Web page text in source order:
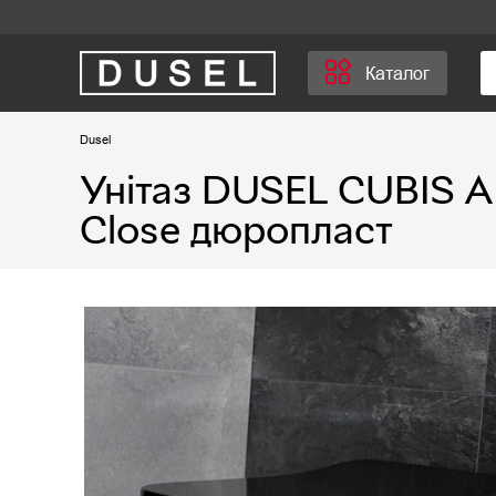
Каталог
Dusel
Унітаз DUSEL CUBIS
Close дюропласт